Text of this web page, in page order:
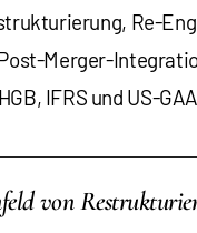
Re-
Merger-
IFRS und US-
von